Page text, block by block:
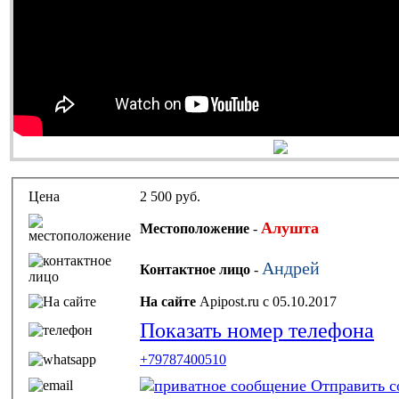
Цена 2 500 руб.
Местоположение - Алушта
Контактное лицо - Андрей
На сайте Apipost.ru с 05.10.2017
Показать номер телефона
+79787400510
Отправить